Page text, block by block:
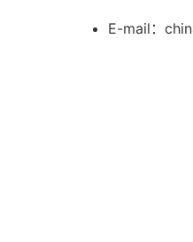
E-mail：